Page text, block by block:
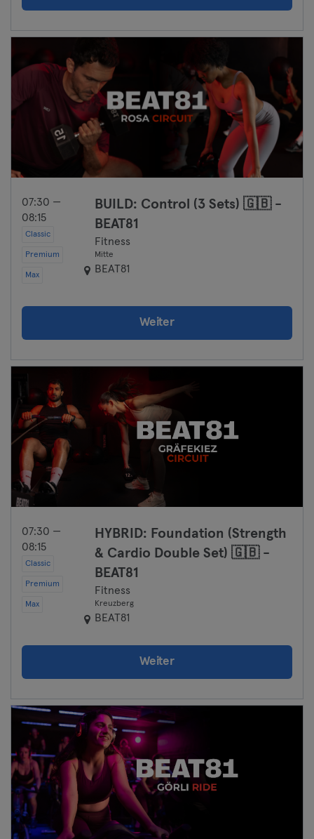
07:30 —
08:15
Classic
Premium
Max
BUILD: Control (3 Sets) 🇬🇧 -
BEAT81
Fitness
Mitte
BEAT81
Weiter
07:30 —
08:15
Classic
Premium
Max
HYBRID: Foundation (Strength
& Cardio Double Set) 🇬🇧 -
BEAT81
Fitness
Kreuzberg
BEAT81
Weiter